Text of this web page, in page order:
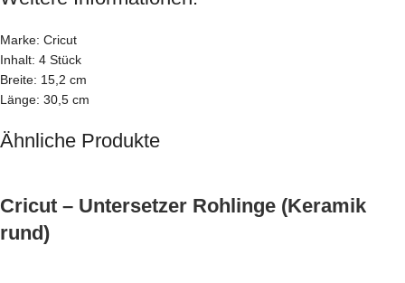
Marke: Cricut
Inhalt: 4 Stück
Breite: 15,2 cm
Länge: 30,5 cm
Ähnliche Produkte
Cricut – Untersetzer Rohlinge (Keramik
rund)